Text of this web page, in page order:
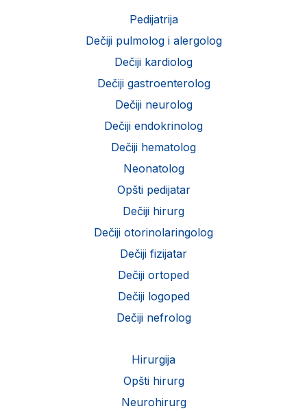
Pedijatrija
Dečiji pulmolog i alergolog
Dečiji kardiolog
Dečiji gastroenterolog
Dečiji neurolog
Dečiji endokrinolog
Dečiji hematolog
Neonatolog
Opšti pedijatar
Dečiji hirurg
Dečiji otorinolaringolog
Dečiji fizijatar
Dečiji ortoped
Dečiji logoped
Dečiji nefrolog
Hirurgija
Opšti hirurg
Neurohirurg